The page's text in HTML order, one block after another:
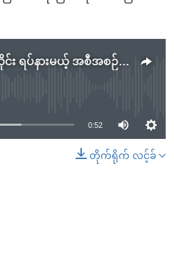
Emirates လေကြောင်းလိုင်း ရပ်နားမယ့် အစီအစဉ် ရွှေ့ဆိုင်း
currently available
0:52
တိုက်ရိုက် လင့်ခ်